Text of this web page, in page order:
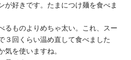
が好きです。たまにつけ麺を食べま
るものよりめちゃ太い。これ、スー
３回くらい温め直して食べました
気を使いますね。